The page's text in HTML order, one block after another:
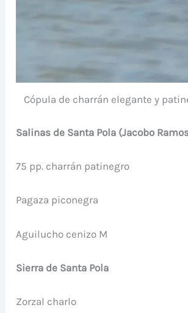
Cópula de charrán elegante y
Salinas de Santa Pola (Jacobo
75 pp. charrán patinegro
Pagaza piconegra
Aguilucho cenizo M
Sierra de Santa Pola
Zorzal charlo